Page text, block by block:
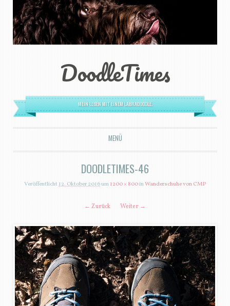
DoodleTimes
MEIN LEBEN MIT EINEM LABRADOODLE.
MENÜ
ZUM INHALT SPRINGEN
DOODLETIMES-46
Veröffentlicht12. Oktober 2016um1200 × 800inWanderschuhe von CMP
← Zurück Weiter →